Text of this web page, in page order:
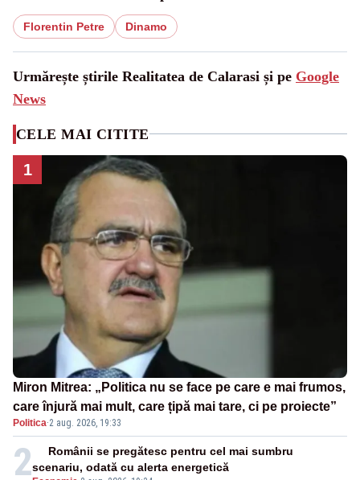
Florentin Petre Dinamo
Urmărește știrile Realitatea de Calarasi și pe Google
News
CELE MAI CITITE
1
Miron Mitrea: „Politica nu se face pe care e mai frumos,
care înjură mai mult, care țipă mai tare, ci pe proiecte”
Politica·2 aug. 2026, 19:33
2
Românii se pregătesc pentru cel mai sumbru
scenariu, odată cu alerta energetică